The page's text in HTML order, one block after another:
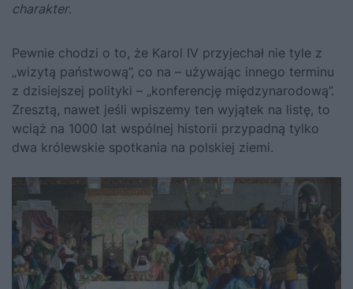
charakter.
Pewnie chodzi o to, że Karol IV przyjechał nie tyle z
„wizytą państwową”, co na – używając innego terminu
z dzisiejszej polityki – „konferencję międzynarodową”.
Zresztą, nawet jeśli wpiszemy ten wyjątek na listę, to
wciąż na 1000 lat wspólnej historii przypadną tylko
dwa królewskie spotkania na polskiej ziemi.